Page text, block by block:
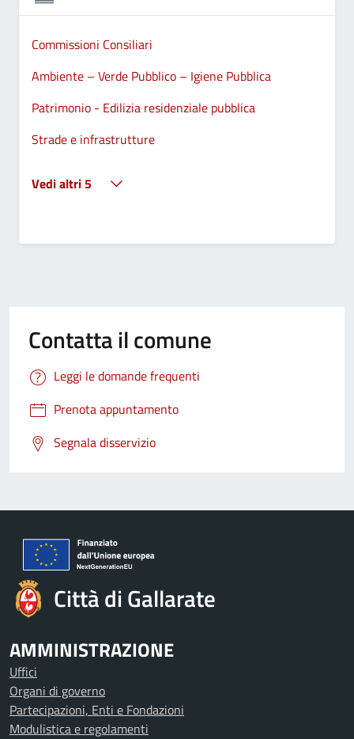
Commissioni Consiliari
Ambiente – Verde Pubblico – Igiene Pubblica
Patrimonio - Edilizia residenziale pubblica
Strade e infrastrutture
Vedi altri 5
Contatta il comune
Leggi le domande frequenti
Prenota appuntamento
Segnala disservizio
Città di Gallarate
AMMINISTRAZIONE
Uffici
Organi di governo
Partecipazioni, Enti e Fondazioni
Modulistica e regolamenti